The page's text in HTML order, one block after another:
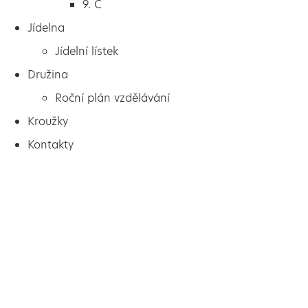
9. C
Jídelna
Jídelní lístek
Družina
Roční plán vzdělávání
Kroužky
Kontakty